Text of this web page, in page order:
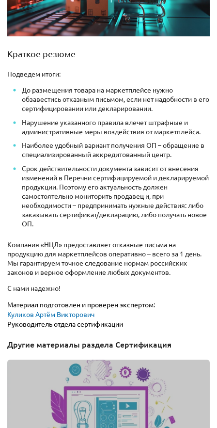
Краткое резюме
Подведем итоги:
До размещения товара на маркетплейсе нужно
обзавестись отказным письмом, если нет надобности в его
сертифицировании или декларировании.
Нарушение указанного правила влечет штрафные и
административные меры воздействия от маркетплейса.
Наиболее удобный вариант получения ОП – обращение в
специализированный аккредитованный центр.
Срок действительности документа зависит от внесения
изменений в Перечни сертифицируемой и декларируемой
продукции. Поэтому его актуальность должен
самостоятельно мониторить продавец и, при
необходимости – предпринимать нужные действия: либо
заказывать сертификат/декларацию, либо получать новое
ОП.
Компания «НЦЛ» предоставляет отказные письма на
продукцию для маркетплейсов оперативно – всего за 1 день.
Мы гарантируем точное следование нормам российских
законов и верное оформление любых документов.
С нами надежно!
Материал подготовлен и проверен экспертом:
Куликов Артём Викторович
Руководитель отдела сертификации
Другие материалы раздела Сертификация